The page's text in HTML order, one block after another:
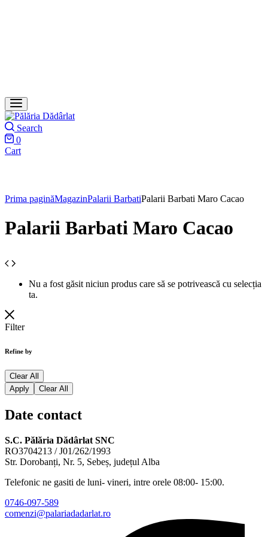
Search
0
Cart
Prima paginăMagazinPalarii BarbatiPalarii Barbati Maro Cacao
Palarii Barbati Maro Cacao
Nu a fost găsit niciun produs care să se potrivească cu selecția
ta.
Filter
Refine by
Clear All
Apply
Clear All
Date contact
S.C. Pălăria Dădârlat SNC
RO3704213 / J01/262/1993
Str. Dorobanți, Nr. 5, Sebeș, județul Alba
Telefonic ne gasiti de luni- vineri, intre orele 08:00- 15:00.
0746-097-589
comenzi@palariadadarlat.ro